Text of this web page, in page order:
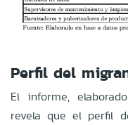
Perfil del
El informe,
revela que el perfil